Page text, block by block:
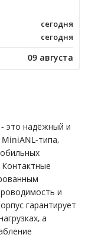
сегодня
сегодня
09 августа
- это надёжный и
типа,
Контактные
и
гарантирует
а